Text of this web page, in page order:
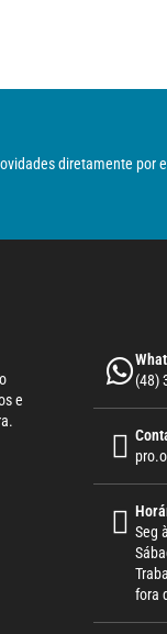
diretamente por
e
(48)
Seg
fora